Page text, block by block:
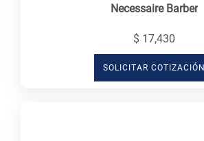
Necessaire Barber
$ 17,430
SOLICITAR COTIZACIÓN